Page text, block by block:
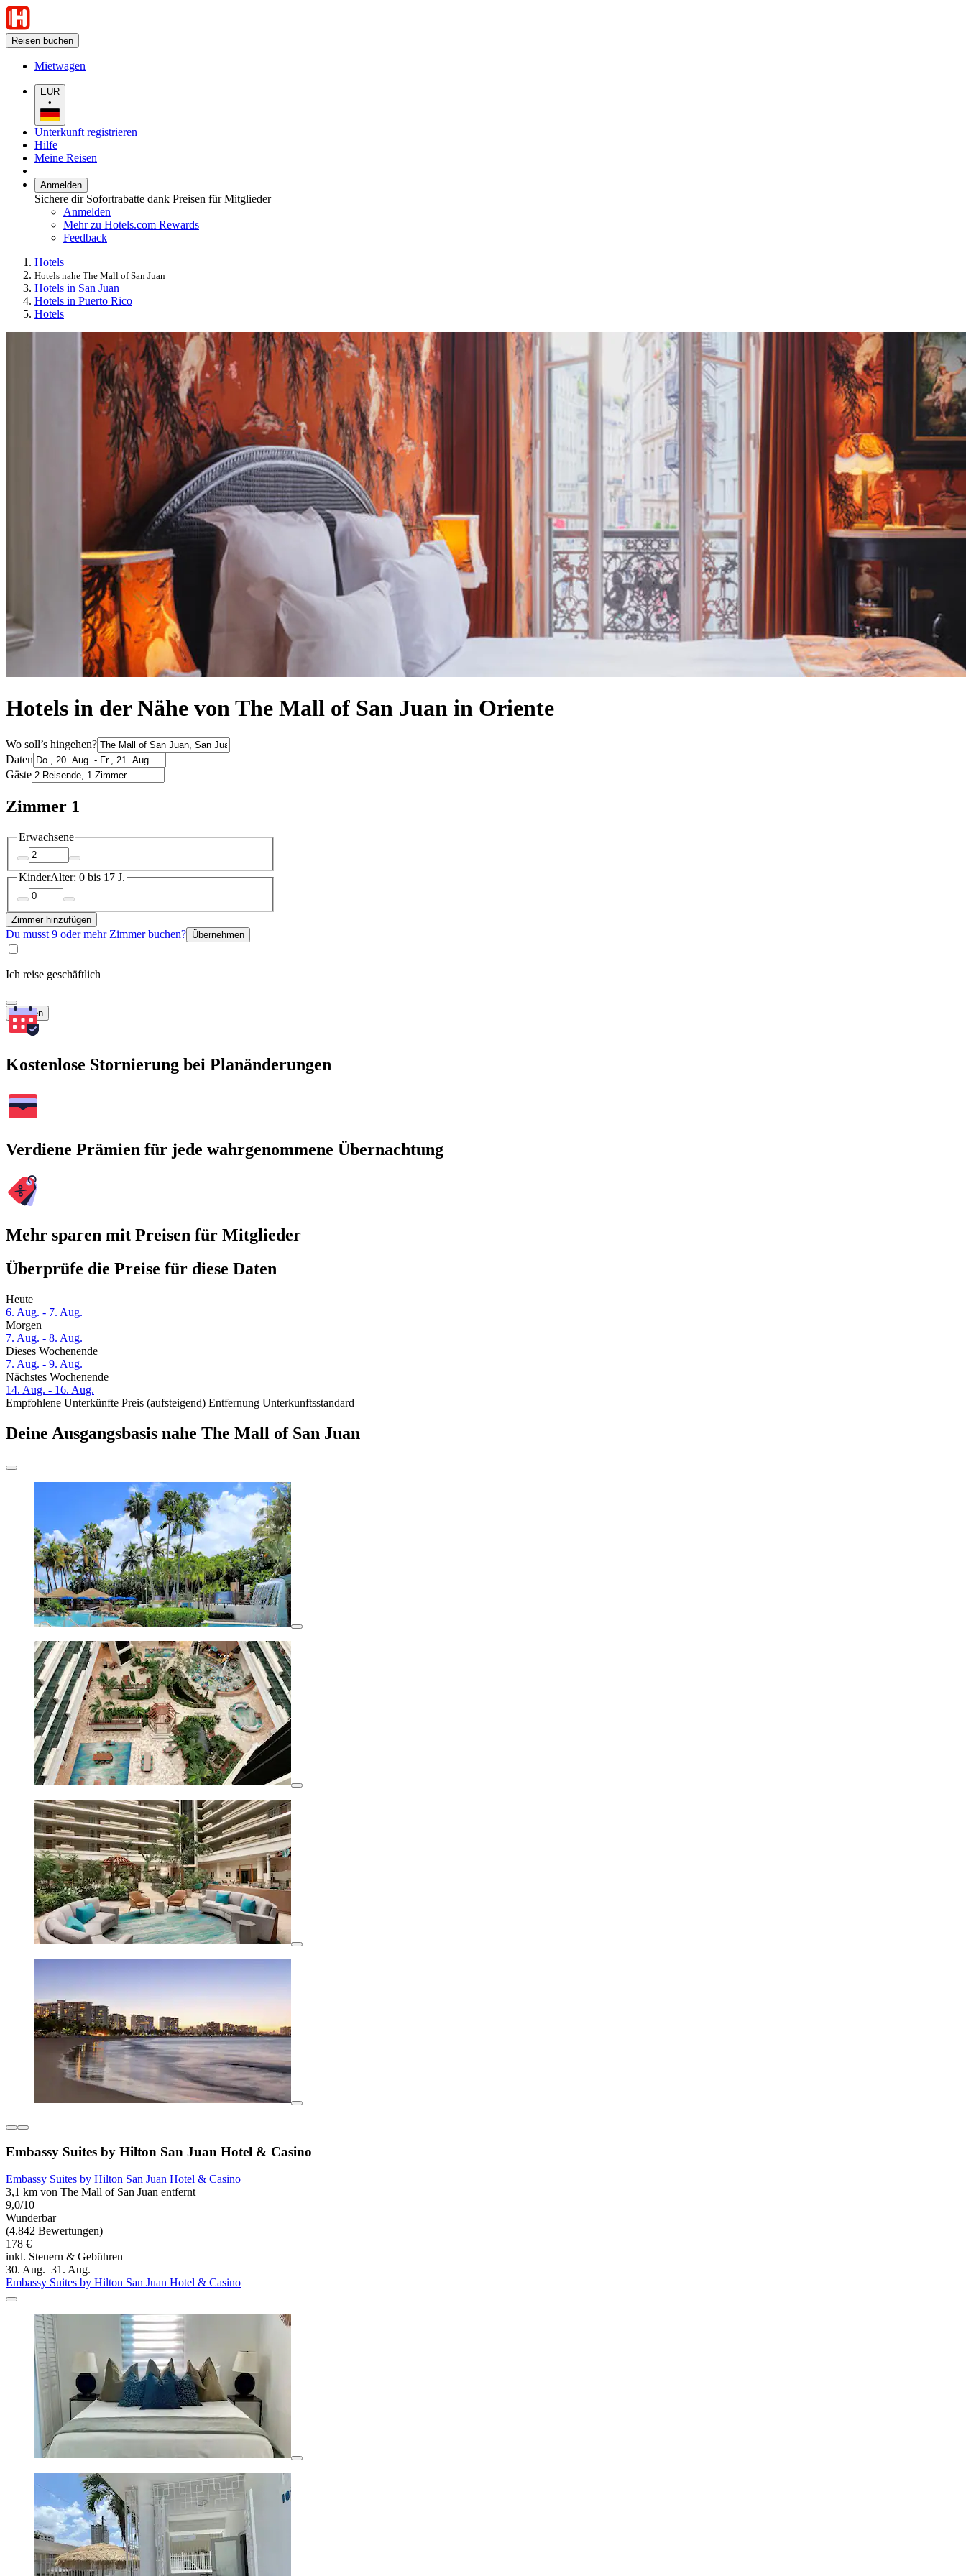
Reisen buchen
Mietwagen
EUR
•
Unterkunft registrieren
Hilfe
Meine Reisen
Anmelden
Sichere dir Sofortrabatte dank Preisen für Mitglieder
Anmelden
Mehr zu Hotels.com Rewards
Feedback
Hotels
Hotels nahe The Mall of San Juan
Hotels in San Juan
Hotels in Puerto Rico
Hotels
Hotels in der Nähe von The Mall of San Juan in Oriente
Wo soll’s hingehen?
Daten
Gäste
Zimmer 1
Erwachsene
KinderAlter: 0 bis 17 J.
Zimmer hinzufügen
Du musst 9 oder mehr Zimmer buchen? Übernehmen
Ich reise geschäftlich
Suchen
Kostenlose Stornierung bei Planänderungen
Verdiene Prämien für jede wahrgenommene Übernachtung
Mehr sparen mit Preisen für Mitglieder
Überprüfe die Preise für diese Daten
Heute
6. Aug. - 7. Aug.
Morgen
7. Aug. - 8. Aug.
Dieses Wochenende
7. Aug. - 9. Aug.
Nächstes Wochenende
14. Aug. - 16. Aug.
Empfohlene Unterkünfte Preis (aufsteigend) Entfernung Unterkunftsstandard
Deine Ausgangsbasis nahe The Mall of San Juan
Embassy Suites by Hilton San Juan Hotel & Casino
Embassy Suites by Hilton San Juan Hotel & Casino
3,1 km von The Mall of San Juan entfernt
9,0/10
Wunderbar
(4.842 Bewertungen)
178 €
inkl. Steuern & Gebühren
30. Aug.–31. Aug.
Embassy Suites by Hilton San Juan Hotel & Casino